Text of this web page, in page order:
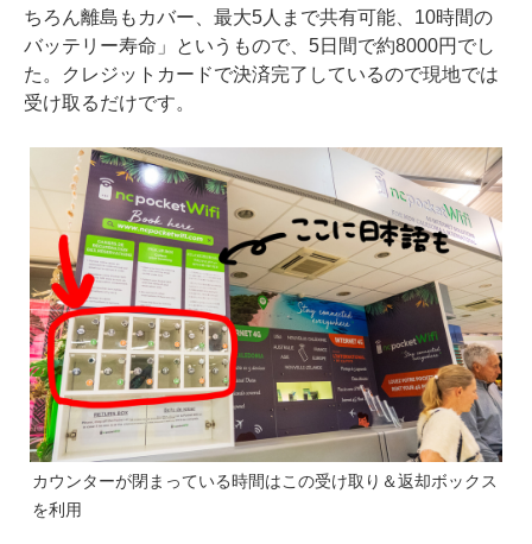
ちろん離島もカバー、最大5人まで共有可能、10時間の
バッテリー寿命」というもので、5日間で約8000円でし
た。クレジットカードで決済完了しているので現地では
受け取るだけです。
カウンターが閉まっている時間はこの受け取り＆返却ボックス
を利用